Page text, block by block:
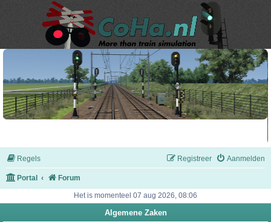
Regels Aanmelden
Registreer
Portal Forum
Het is momenteel 07 aug 2026, 08:06
Algemene Zaken